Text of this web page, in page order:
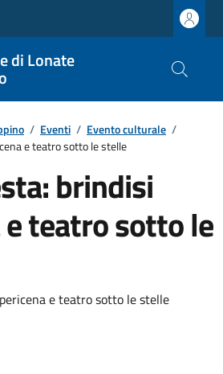
di Lonate
/ Eventi / Evento culturale /
e teatro sotto le stelle
brindisi
teatro sotto le
e teatro sotto le stelle